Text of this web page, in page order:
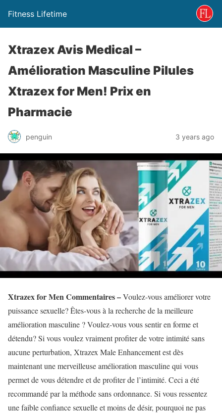
Fitness Lifetime
Xtrazex Avis Medical –
Amélioration Masculine Pilules
Xtrazex for Men! Prix ​​en
Pharmacie
penguin 3 years ago
Xtrazex for Men Commentaires –Voulez-vous améliorer votre
puissance sexuelle? Êtes-vous à la recherche de la meilleure
amélioration masculine ? Voulez-vous vous sentir en forme et
détendu? Si vous voulez vraiment profiter de votre intimité sans
aucune perturbation, Xtrazex Male Enhancement est dès
maintenant une merveilleuse amélioration masculine qui vous
permet de vous détendre et de profiter de l’intimité. Ceci a été
recommandé par la méthode sans ordonnance. Si vous ressentez
une faible confiance sexuelle et moins de désir, pourquoi ne pas